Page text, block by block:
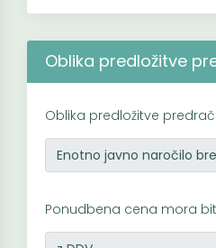
Oblika predložitve
Oblika predložitve
Ponudbena cena mora